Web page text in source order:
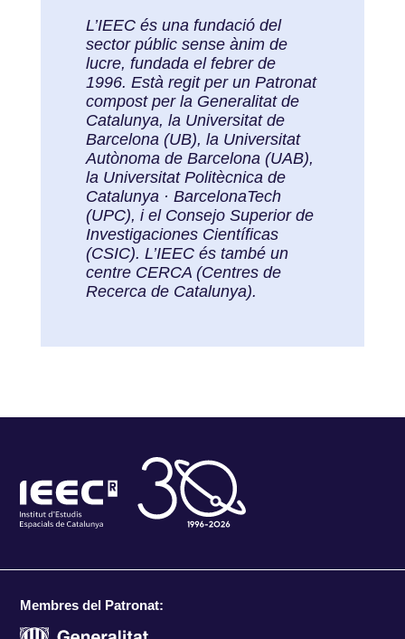
L’IEEC és una fundació del
sector públic sense ànim de
lucre, fundada el febrer de
1996. Està regit per un Patronat
compost per la Generalitat de
Catalunya, la Universitat de
Barcelona (UB), la Universitat
Autònoma de Barcelona (UAB),
la Universitat Politècnica de
Catalunya · BarcelonaTech
(UPC), i el Consejo Superior de
Investigaciones Científicas
(CSIC). L’IEEC és també un
centre CERCA (Centres de
Recerca de Catalunya).
Membres del Patronat: